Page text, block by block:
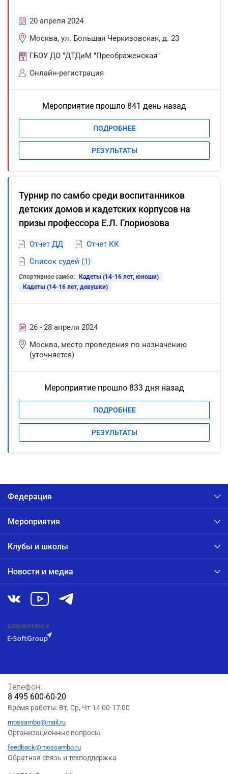
20 апреля 2024
Москва, ул. Большая Черкизовская, д. 23
ГБОУ ДО "ДТДиМ "Преображенская"
Онлайн-регистрация
Мероприятие прошло 841 день назад
ПОДРОБНЕЕ
РЕЗУЛЬТАТЫ
Турнир по самбо среди воспитанников
детских домов и кадетских корпусов на
призы профессора Е.Л. Глориозова
Отчет ДД
Отчет КК
Список судей (1)
Спортивное самбо:
Кадеты (14-16 лет, юноши)
Кадеты (14-16 лет, девушки)
26 - 28 апреля 2024
Москва, место проведения по назначению
(уточняется)
Мероприятие прошло 833 дня назад
ПОДРОБНЕЕ
РЕЗУЛЬТАТЫ
Федерация
Мероприятия
Клубы и школы
Новости и медиа
разработано в
Телефон:
8 495 600-60-20
Время работы: Вт, Ср, Чт 14:00-17:00
mossambo@mail.ru
Организационные вопросы
feedback@mossambo.ru
Обратная связь и техподдержка